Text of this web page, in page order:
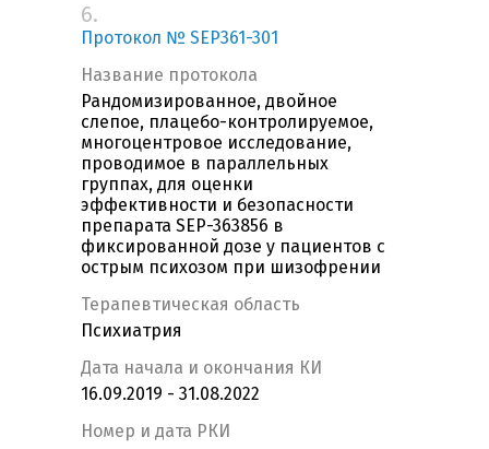
6.
Протокол № SEP361-301
Название протокола
Рандомизированное, двойное
слепое, плацебо-контролируемое,
многоцентровое исследование,
проводимое в параллельных
группах, для оценки
эффективности и безопасности
препарата SEP-363856 в
фиксированной дозе у пациентов с
острым психозом при шизофрении
Терапевтическая область
Психиатрия
Дата начала и окончания КИ
16.09.2019 - 31.08.2022
Номер и дата РКИ